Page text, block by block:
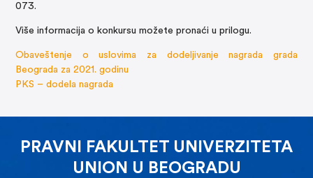
073.
Više informacija o konkursu možete pronaći u prilogu.
Obaveštenje o uslovima za dodeljivanje nagrada grada
Beograda za 2021. godinu
PKS – dodela nagrada
PRAVNI FAKULTET UNIVERZITETA
UNION U BEOGRADU